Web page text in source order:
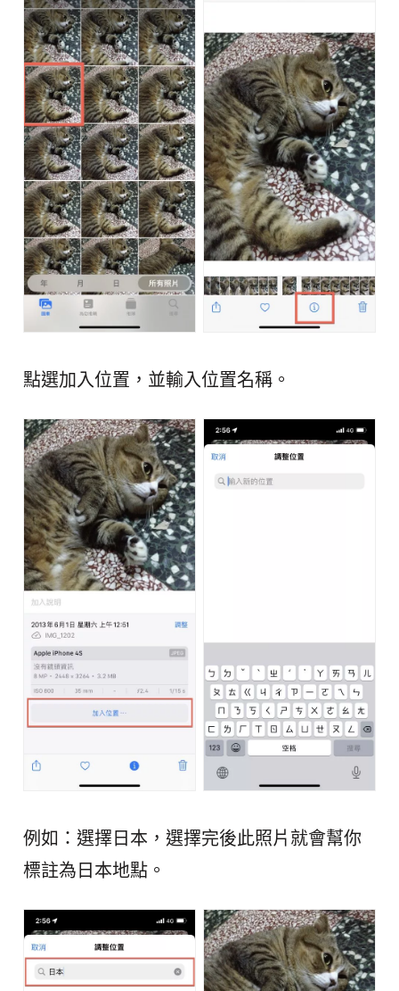
點選加入位置，並輸入位置名稱。
例如：選擇日本，選擇完後此照片就會幫你
標註為日本地點。